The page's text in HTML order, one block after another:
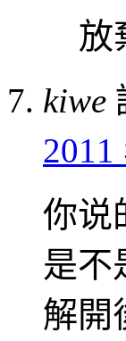
放
kiwe
2011
你说
是不
解開